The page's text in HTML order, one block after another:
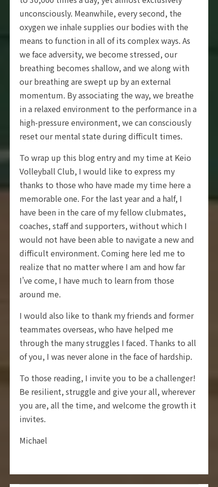
unconsciously. Meanwhile, every second, the
oxygen we inhale supplies our bodies with the
means to function in all of its complex ways. As
we face adversity, we become stressed, our
breathing becomes shallow, and we along with
our breathing are swept up by an external
momentum. By associating the way, we breathe
in a relaxed environment to the performance in a
high-pressure environment, we can consciously
reset our mental state during difficult times.
To wrap up this blog entry and my time at Keio
Volleyball Club, I would like to express my
thanks to those who have made my time here a
memorable one. For the last year and a half, I
have been in the care of my fellow clubmates,
coaches, staff and supporters, without which I
would not have been able to navigate a new and
difficult environment. Coming here led me to
realize that no matter where I am and how far
I’ve come, I have much to learn from those
around me.
I would also like to thank my friends and former
teammates overseas, who have helped me
through the many struggles I faced. Thanks to all
of you, I was never alone in the face of hardship.
To those reading, I invite you to be a challenger!
Be resilient, struggle and give your all, wherever
you are, all the time, and welcome the growth it
invites.
Michael